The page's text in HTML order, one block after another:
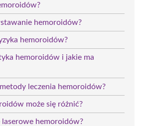
hemoroidów?
hemoroidów?
hemoroidów i jakie ma
leczenia hemoroidów?
może się różnić?
hemoroidów?